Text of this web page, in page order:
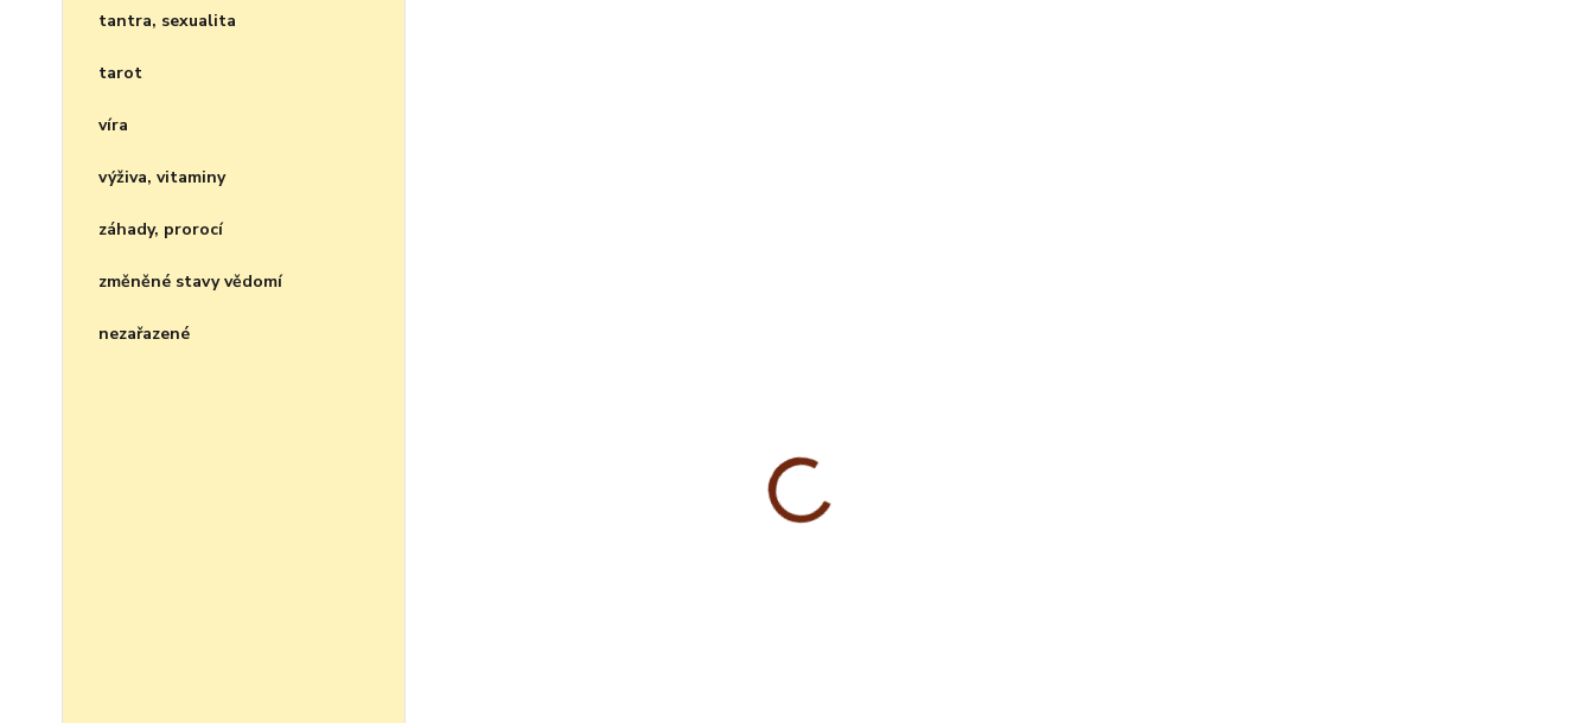
tantra, sexualita
tarot
víra
výživa, vitaminy
záhady, prorocí
změněné stavy vědomí
nezařazené